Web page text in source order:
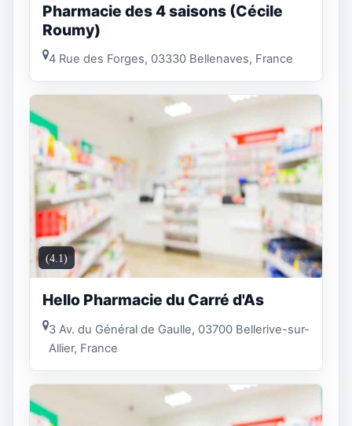
Pharmacie des 4 saisons (Cécile
Roumy)
4 Rue des Forges, 03330 Bellenaves, France
(4.1)
Hello Pharmacie du Carré d'As
3 Av. du Général de Gaulle, 03700 Bellerive-sur-
Allier, France